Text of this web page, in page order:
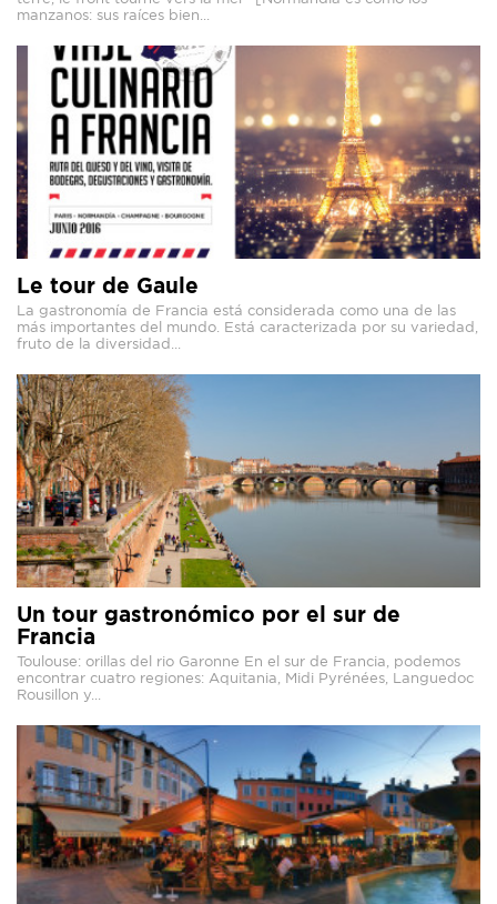
manzanos: sus raíces bien...
Le tour de Gaule
La gastronomía de Francia está considerada como una de las
más importantes del mundo. Está caracterizada por su variedad,
fruto de la diversidad...
Un tour gastronómico por el sur de
Francia
Toulouse: orillas del rio Garonne En el sur de Francia, podemos
encontrar cuatro regiones: Aquitania, Midi Pyrénées, Languedoc
Rousillon y...